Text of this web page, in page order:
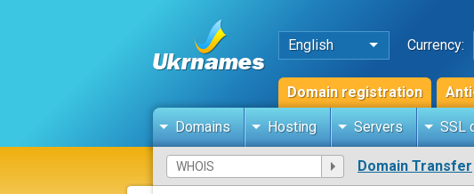
English Currency:
Domain registration
Domains Hosting Servers SSL
Domain Transfer